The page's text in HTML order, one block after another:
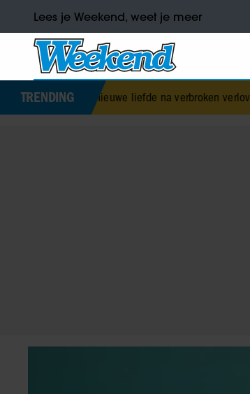
Lees je Weekend, weet je meer
TRENDING
nieuwe liefde na verbroken verloving•